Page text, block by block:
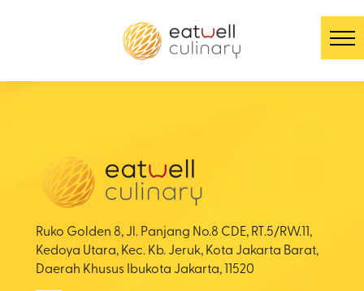
Ruko Golden 8, Jl. Panjang No.8 CDE, RT.5/RW.11,
Kedoya Utara, Kec. Kb. Jeruk, Kota Jakarta Barat,
Daerah Khusus Ibukota Jakarta, 11520